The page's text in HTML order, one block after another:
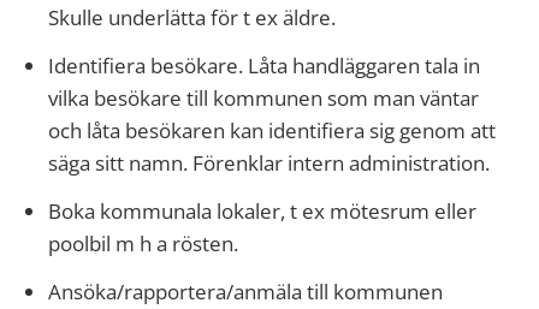
Skulle underlätta för t ex äldre.
Identifiera besökare. Låta handläggaren tala in
vilka besökare till kommunen som man väntar
och låta besökaren kan identifiera sig genom att
säga sitt namn. Förenklar intern administration.
Boka kommunala lokaler, t ex mötesrum eller
poolbil m h a rösten.
Ansöka/rapportera/anmäla till kommunen